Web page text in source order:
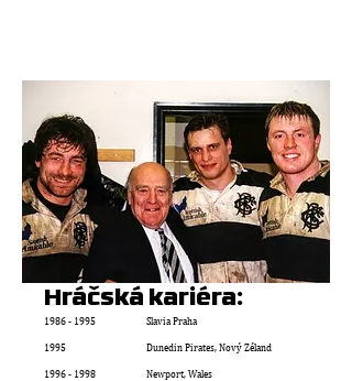
Hráčská kariéra:
1986 - 1995
1995
1996 - 1998
Slavia Praha
Dunedin Pirates, Nový Zéland
Newport, Wales